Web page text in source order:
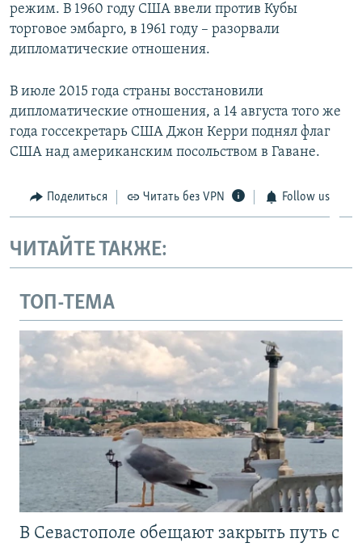
режим. В 1960 году США ввели против Кубы
торговое эмбарго, в 1961 году – разорвали
дипломатические отношения.
В июле 2015 года страны восстановили
дипломатические отношения, а 14 августа того же
года госсекретарь США Джон Керри поднял флаг
США над американским посольством в Гаване.
Поделиться Читать без VPN Follow us
ЧИТАЙТЕ ТАКЖЕ:
ТОП-ТЕМА
В Севастополе обещают закрыть путь с